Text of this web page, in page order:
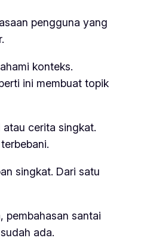
pengguna yang
konteks.
ini membuat topik
cerita singkat.
singkat. Dari satu
pembahasan santai
ada.